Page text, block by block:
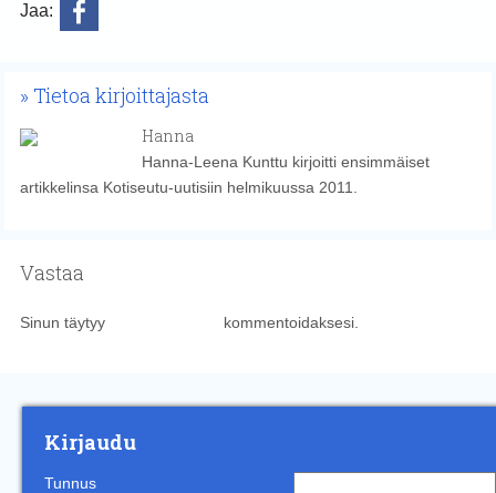
Jaa:
Tietoa kirjoittajasta
Hanna
Hanna-Leena Kunttu kirjoitti ensimmäiset
artikkelinsa Kotiseutu-uutisiin helmikuussa 2011.
Vastaa
Sinun täytyy kommentoidaksesi.
Kirjaudu
Tunnus